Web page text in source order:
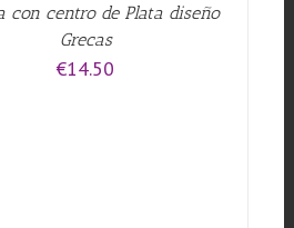
con centro de Plata diseño
Grecas
€14.50